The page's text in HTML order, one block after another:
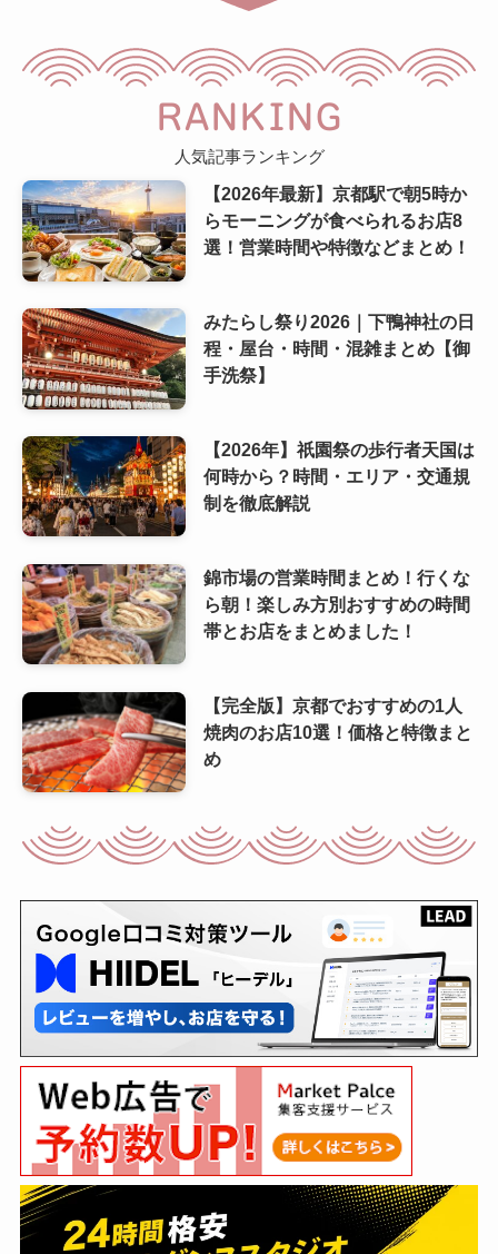
RANKING
人気記事ランキング
【2026年最新】京都駅で朝5時か
らモーニングが食べられるお店8
選！営業時間や特徴などまとめ！
みたらし祭り2026｜下鴨神社の日
程・屋台・時間・混雑まとめ【御
手洗祭】
【2026年】祇園祭の歩行者天国は
何時から？時間・エリア・交通規
制を徹底解説
錦市場の営業時間まとめ！行くな
ら朝！楽しみ方別おすすめの時間
帯とお店をまとめました！
【完全版】京都でおすすめの1人
焼肉のお店10選！価格と特徴まと
め